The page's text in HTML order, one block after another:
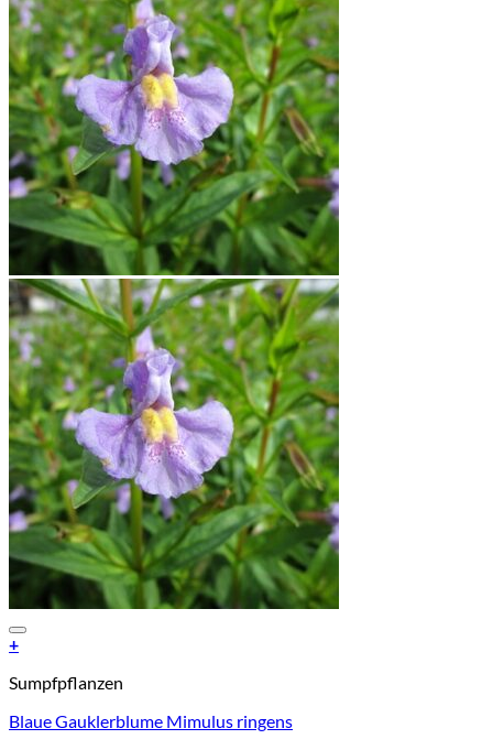
+
Sumpfpflanzen
Blaue Gauklerblume Mimulus ringens